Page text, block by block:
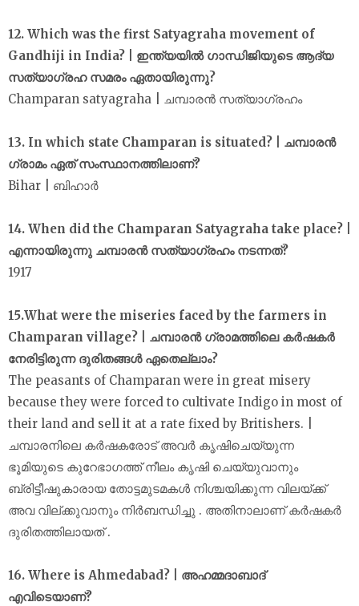
12. Which was the first Satyagraha movement of
Gandhiji in India? | ഇന്ത്യയിൽ ഗാന്ധിജിയുടെ ആദ്യ
സത്യാഗ്രഹ സമരം ഏതായിരുന്നു?
Champaran satyagraha | ചമ്പാരൻ സത്യാഗ്രഹം
13. In which state Champaran is situated? | ചമ്പാരൻ
ഗ്രാമം ഏത് സംസ്ഥാനത്തിലാണ്?
Bihar | ബിഹാർ
14. When did the Champaran Satyagraha take place? |
എന്നായിരുന്നു ചമ്പാരൻ സത്യാഗ്രഹം നടന്നത്?
1917
15.What were the miseries faced by the farmers in
Champaran village? | ചമ്പാരൻ ഗ്രാമത്തിലെ കർഷകർ
നേരിട്ടിരുന്ന ദുരിതങ്ങൾ ഏതെല്ലാം?
The peasants of Champaran were in great misery
because they were forced to cultivate Indigo in most of
their land and sell it at a rate fixed by Britishers. |
ചമ്പാരനിലെ കർഷകരോട് അവർ കൃഷിചെയ്യുന്ന
ഭൂമിയുടെ കുറേഭാഗത്ത് നീലം കൃഷി ചെയ്യുവാനും
ബ്രിട്ടീഷുകാരായ തോട്ടമുടമകൾ നിശ്ചയിക്കുന്ന വിലയ്ക്ക്
അവ വില്ക്കുവാനും നിർബന്ധിച്ചു . അതിനാലാണ് കർഷകർ
ദുരിതത്തിലായത് .
16. Where is Ahmedabad? | അഹമ്മദാബാദ്
എവിടെയാണ്?